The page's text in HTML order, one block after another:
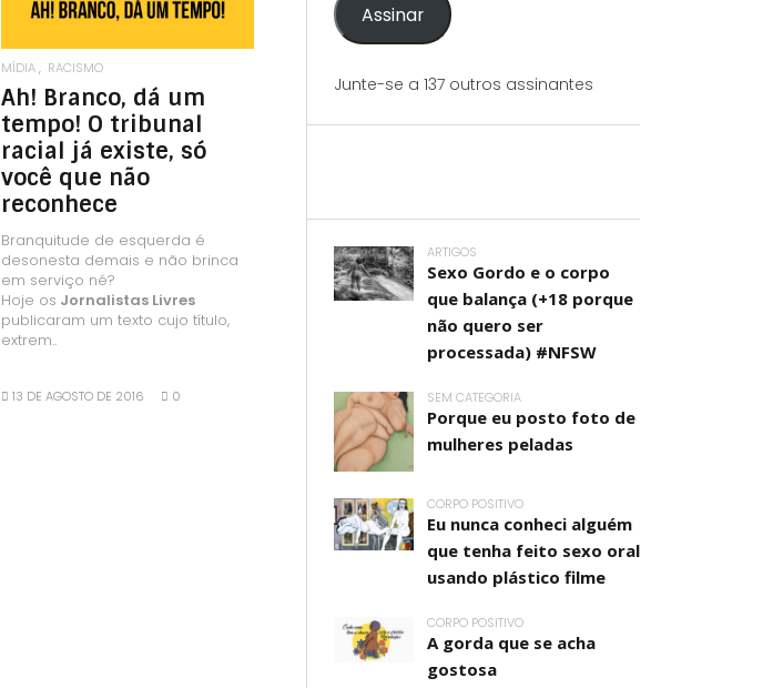
MÍDIA RACISMO
Ah! Branco, dá um
tempo! O tribunal
racial já existe, só
você que não
reconhece
Branquitude de esquerda é
desonesta demais e não brinca
em serviço né?
Hoje os Jornalistas Livres
publicaram um texto cujo título,
extrem..
13 DE AGOSTO DE 2016 0
Assinar
Junte-se a 137 outros assinantes
ARTIGOS
Sexo Gordo e o corpo
que balança (+18 porque
não quero ser
processada) #NFSW
SEM CATEGORIA
Porque eu posto foto de
mulheres peladas
CORPO POSITIVO
Eu nunca conheci alguém
que tenha feito sexo oral
usando plástico filme
CORPO POSITIVO
A gorda que se acha
gostosa